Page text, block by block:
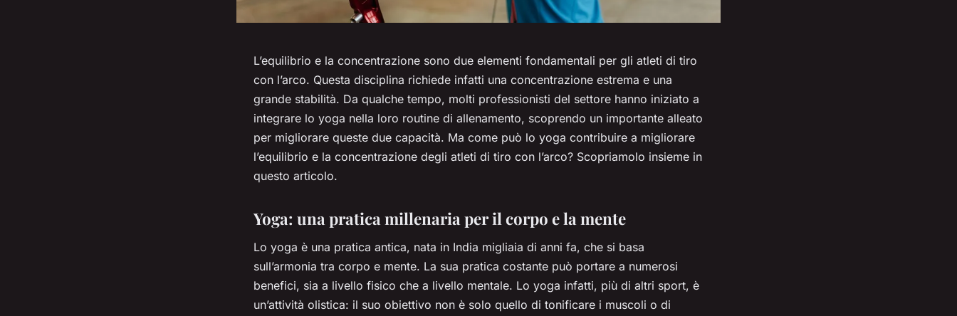
L’equilibrio e la concentrazione sono due elementi fondamentali per gli atleti di tiro
con l’arco. Questa disciplina richiede infatti una concentrazione estrema e una
grande stabilità. Da qualche tempo, molti professionisti del settore hanno iniziato a
integrare lo yoga nella loro routine di allenamento, scoprendo un importante alleato
per migliorare queste due capacità. Ma come può lo yoga contribuire a migliorare
l’equilibrio e la concentrazione degli atleti di tiro con l’arco? Scopriamolo insieme in
questo articolo.
Yoga: una pratica millenaria per il corpo e la mente
Lo yoga è una pratica antica, nata in India migliaia di anni fa, che si basa
sull’armonia tra corpo e mente. La sua pratica costante può portare a numerosi
benefici, sia a livello fisico che a livello mentale. Lo yoga infatti, più di altri sport, è
un’attività olistica: il suo obiettivo non è solo quello di tonificare i muscoli o di